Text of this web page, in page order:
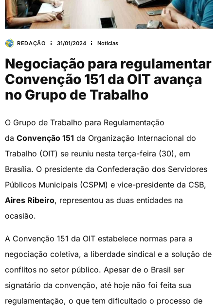
REDAÇÃO 31/01/2024 Notícias
Negociação para regulamentar
Convenção 151 da OIT avança
no Grupo de Trabalho
O Grupo de Trabalho para Regulamentação
da Convenção 151 da Organização Internacional do
Trabalho (OIT) se reuniu nesta terça-feira (30), em
Brasília. O presidente da Confederação dos Servidores
Públicos Municipais (CSPM) e vice-presidente da CSB,
Aires Ribeiro, representou as duas entidades na
ocasião.
A Convenção 151 da OIT estabelece normas para a
negociação coletiva, a liberdade sindical e a solução de
conflitos no setor público. Apesar de o Brasil ser
signatário da convenção, até hoje não foi feita sua
regulamentação, o que tem dificultado o processo de